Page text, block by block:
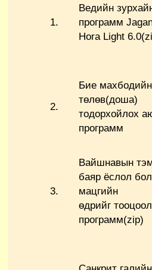
1.
Ведийн
программ
Hora Light
2.
Бие махбодийн
төлөв(доша)
тодорхойлох
программ
3.
Вайшнавын
баяр ёслол
мацгийн
өдрийг
программ(zip)